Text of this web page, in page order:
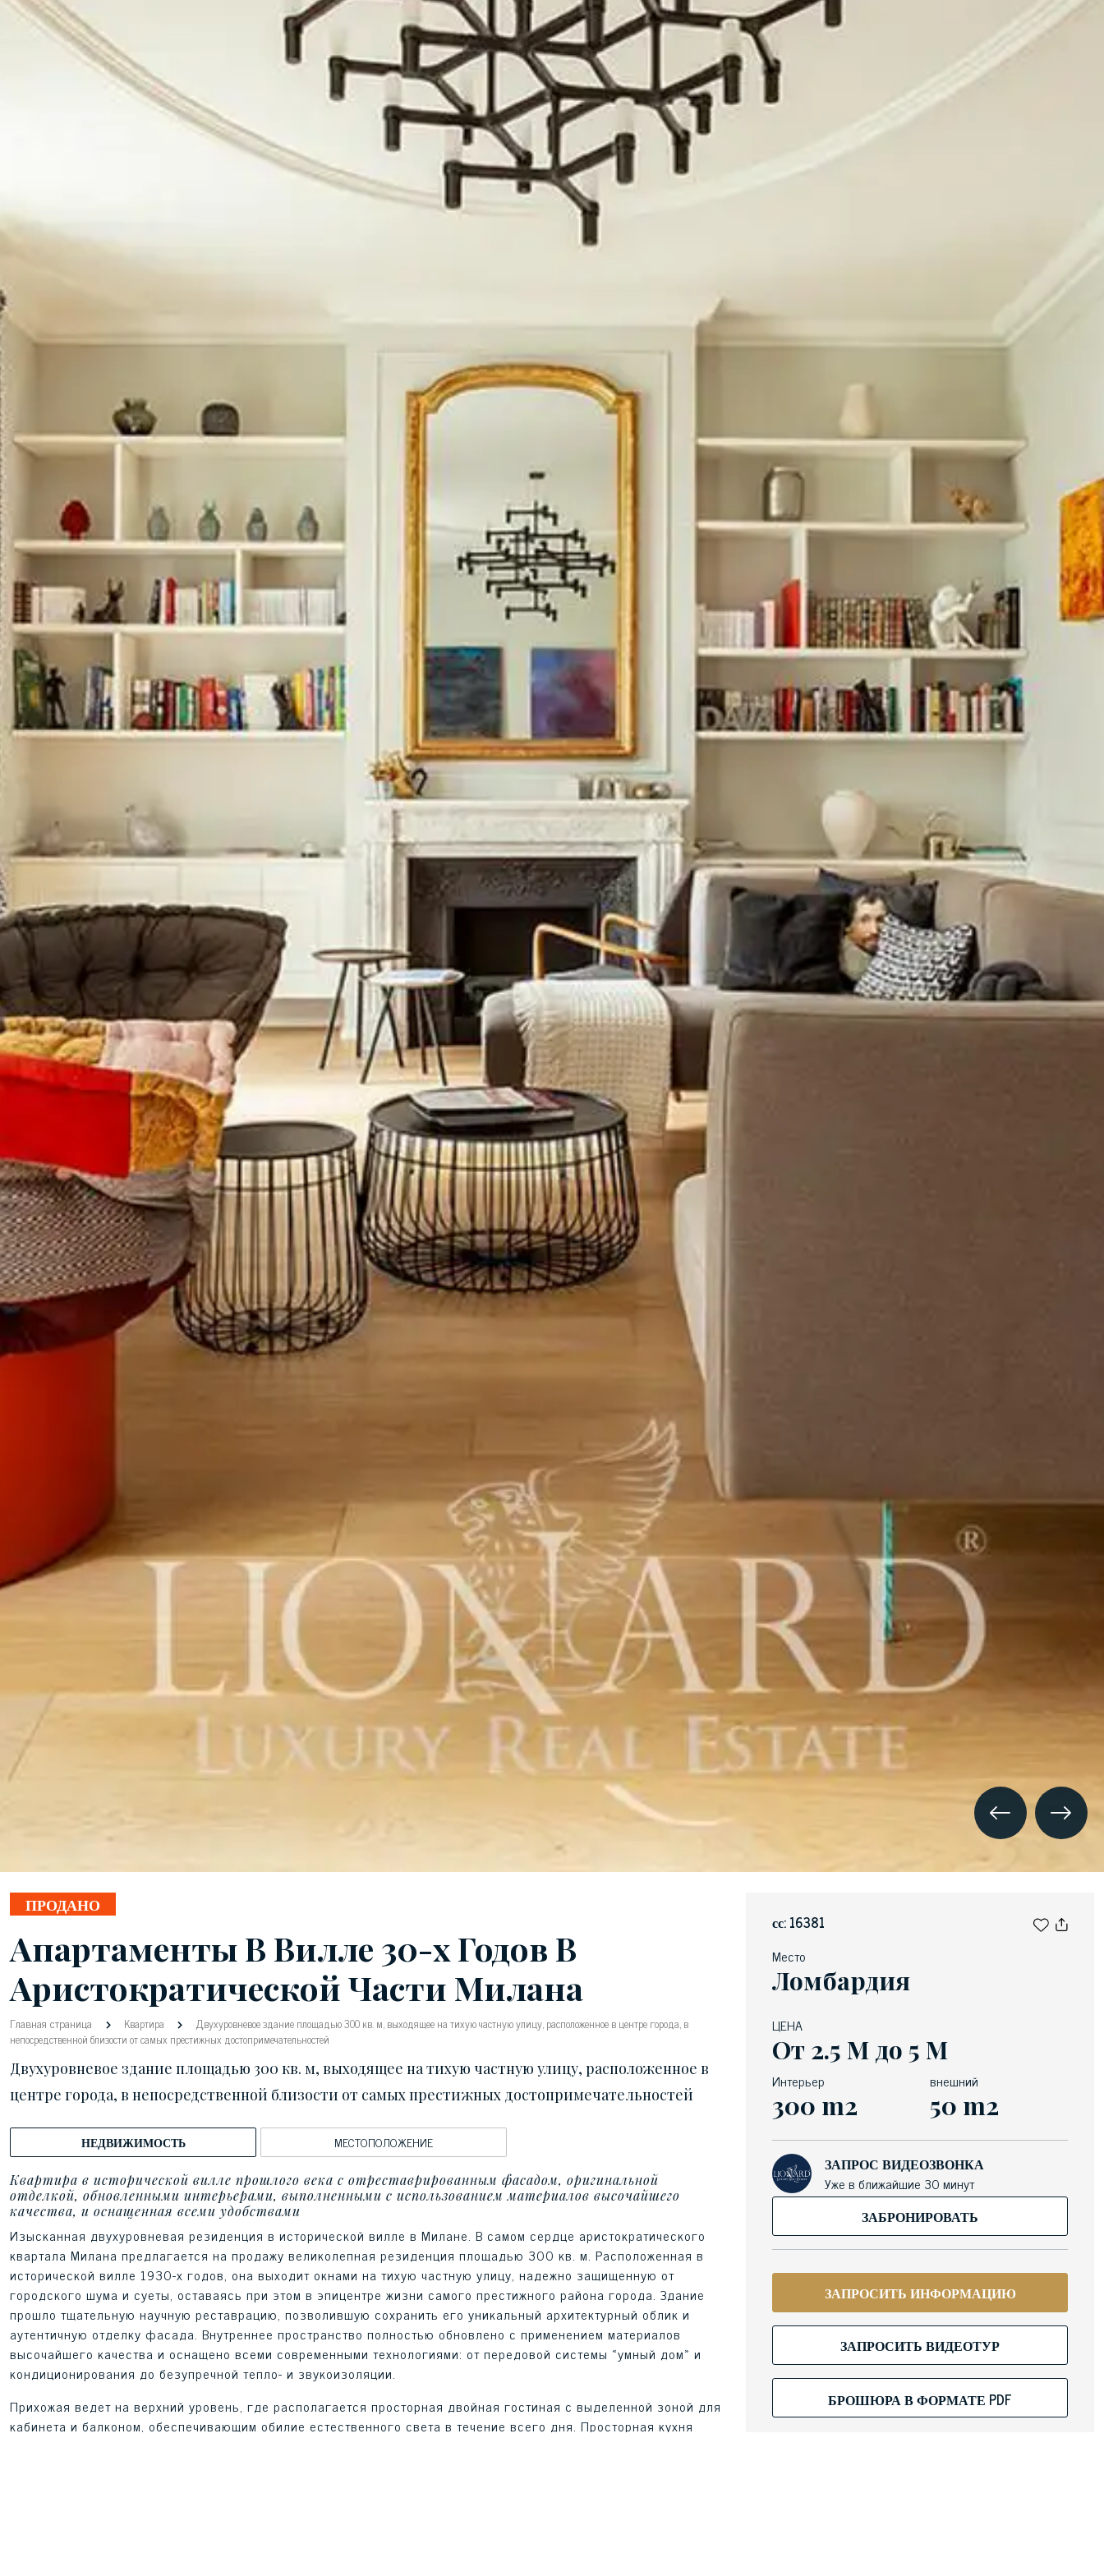
ПРОДАНО
Апартаменты В Вилле 30-х Годов В
Аристократической Части Милана
Главная страница Квартира
Двухуровневое здание площадью 300 кв. м, выходящее на тихую частную улицу, расположенное в центре города, в
непосредственной близости от самых престижных достопримечательностей
Двухуровневое здание площадью 300 кв. м, выходящее на тихую частную улицу, расположенное в
центре города, в непосредственной близости от самых престижных достопримечательностей
НЕДВИЖИМОСТЬ МЕСТОПОЛОЖЕНИЕ
Квартира в исторической вилле прошлого века с отреставрированным фасадом, оригинальной
отделкой, обновленными интерьерами, выполненными с использованием материалов высочайшего
качества, и оснащенная всеми удобствами
Изысканная двухуровневая резиденция в исторической вилле в Милане. В самом сердце аристократического
квартала Милана предлагается на продажу великолепная резиденция площадью 300 кв. м. Расположенная в
исторической вилле 1930-х годов, она выходит окнами на тихую частную улицу, надежно защищенную от
городского шума и суеты, оставаясь при этом в эпицентре жизни самого престижного района города. Здание
прошло тщательную научную реставрацию, позволившую сохранить его уникальный архитектурный облик и
аутентичную отделку фасада. Внутреннее пространство полностью обновлено с применением материалов
высочайшего качества и оснащено всеми современными технологиями: от передовой системы «умный дом» и
кондиционирования до безупречной тепло- и звукоизоляции.
Прихожая ведет на верхний уровень, где располагается просторная двойная гостиная с выделенной зоной для
кабинета и балконом, обеспечивающим обилие естественного света в течение всего дня. Просторная кухня
сс: 16381
Место
Ломбардия
ЦЕНА
От 2.5 М до 5 М
Интерьер
300 m2
внешний
50 m2
ЗАПРОС ВИДЕОЗВОНКА
Уже в ближайшие 30 минут
ЗАБРОНИРОВАТЬ
ЗАПРОСИТЬ ИНФОРМАЦИЮ
ЗАПРОСИТЬ ВИДЕОТУР
БРОШЮРА В ФОРМАТЕ PDF